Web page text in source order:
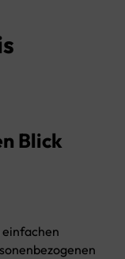
Blick
einfachen